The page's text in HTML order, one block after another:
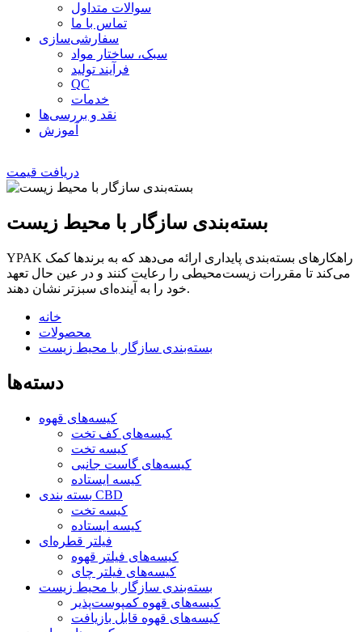
سوالات متداول
تماس با ما
سفارشی‌سازی
سبک، ساختار مواد
فرآیند تولید
QC
خدمات
نقد و بررسی‌ها
آموزش
دریافت قیمت
بسته‌بندی سازگار با محیط زیست
YPAK راهکارهای بسته‌بندی پایداری ارائه می‌دهد که به برندها کمک
می‌کند تا مقررات زیست‌محیطی را رعایت کنند و در عین حال تعهد
خود را به آینده‌ای سبزتر نشان دهند.
خانه
محصولات
بسته‌بندی سازگار با محیط زیست
دسته‌ها
کیسه‌های قهوه
کیسه‌های کف تخت
کیسه تخت
کیسه‌های گاست جانبی
کیسه ایستاده
بسته بندی CBD
کیسه تخت
کیسه ایستاده
فیلتر قطره‌ای
کیسه‌های فیلتر قهوه
کیسه‌های فیلتر چای
بسته‌بندی سازگار با محیط زیست
کیسه‌های قهوه کمپوست‌پذیر
کیسه‌های قهوه قابل بازیافت